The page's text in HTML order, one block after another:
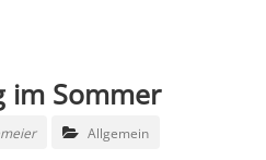
im Sommer
Allgemein